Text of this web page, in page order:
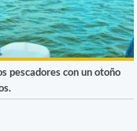
pescadores con un otoño